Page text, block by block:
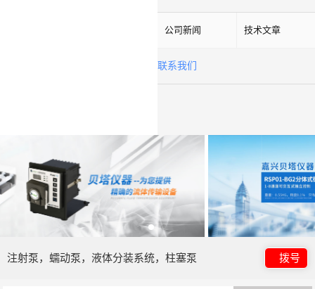
公司新闻 技术文章
联系我们
注射泵，蠕动泵，液体分装系统，柱塞泵 拨号